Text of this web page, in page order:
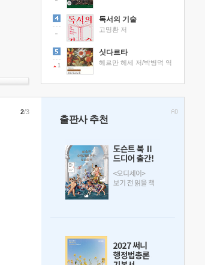
독서의 기술
고명환 저
1
싯다르타
헤르만 헤세 저/박병덕 역
2/3
출판사 추천